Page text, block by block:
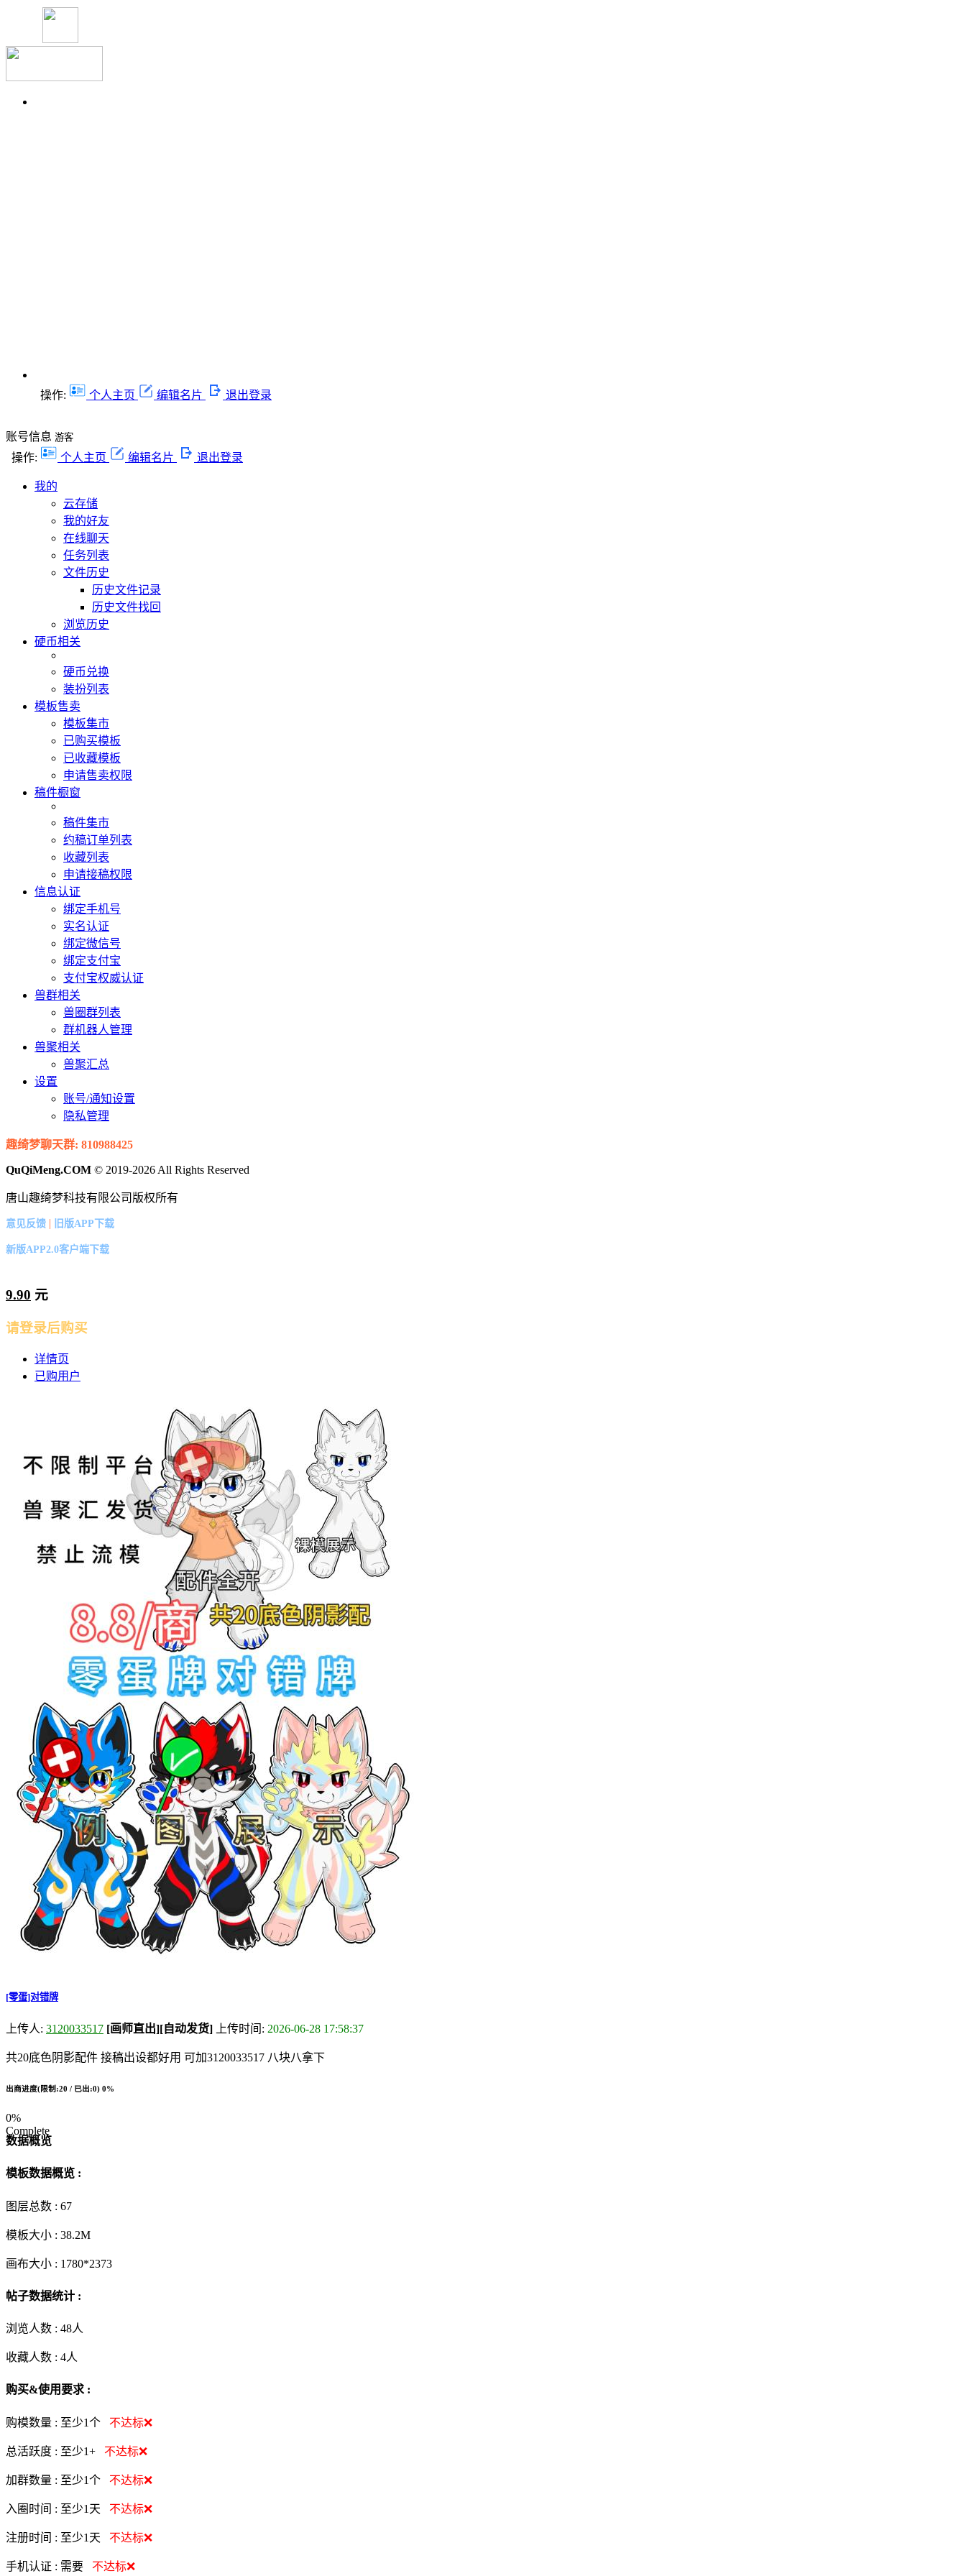
操作: 个人主页 编辑名片 退出登录
账号信息 游客
操作: 个人主页 编辑名片 退出登录
我的
云存储
我的好友
在线聊天
任务列表
文件历史
历史文件记录
历史文件找回
浏览历史
硬币相关
硬币兑换
装扮列表
模板售卖
模板集市
已购买模板
已收藏模板
申请售卖权限
稿件橱窗
稿件集市
约稿订单列表
收藏列表
申请接稿权限
信息认证
绑定手机号
实名认证
绑定微信号
绑定支付宝
支付宝权威认证
兽群相关
兽圈群列表
群机器人管理
兽聚相关
兽聚汇总
设置
账号/通知设置
隐私管理
趣绮梦聊天群: 810988425
QuQiMeng.COM © 2019-2026 All Rights Reserved
唐山趣绮梦科技有限公司版权所有
意见反馈 | 旧版APP下载
新版APP2.0客户端下载
9.90 元
请登录后购买
详情页
已购用户
[零蛋]对错牌
上传人: 3120033517 [画师直出][自动发货] 上传时间: 2026-06-28 17:58:37
共20底色阴影配件 接稿出设都好用 可加3120033517 八块八拿下
出商进度(限制:20 / 已出:0) 0%
0%
Complete
数据概览
模板数据概览 :
图层总数 : 67
模板大小 : 38.2M
画布大小 : 1780*2373
帖子数据统计 :
浏览人数 : 48人
收藏人数 : 4人
购买&使用要求 :
购模数量 : 至少1个 不达标❌
总活跃度 : 至少1+ 不达标❌
加群数量 : 至少1个 不达标❌
入圈时间 : 至少1天 不达标❌
注册时间 : 至少1天 不达标❌
手机认证 : 需要 不达标❌